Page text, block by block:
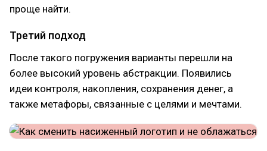
проще найти.
Третий подход
После такого погружения варианты перешли на
более высокий уровень абстракции. Появились
идеи контроля, накопления, сохранения денег, а
также метафоры, связанные с целями и мечтами.